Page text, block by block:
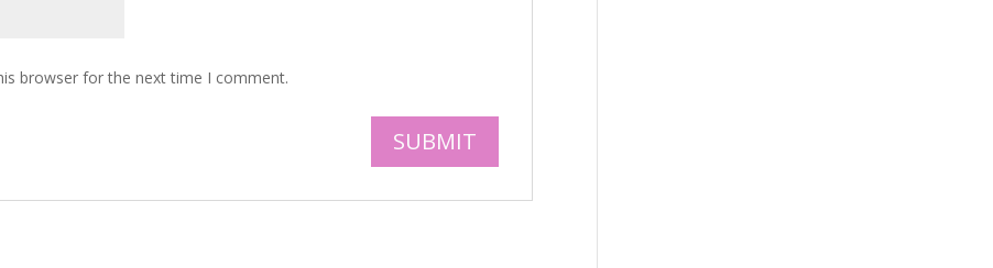
browser for the next time I comment.